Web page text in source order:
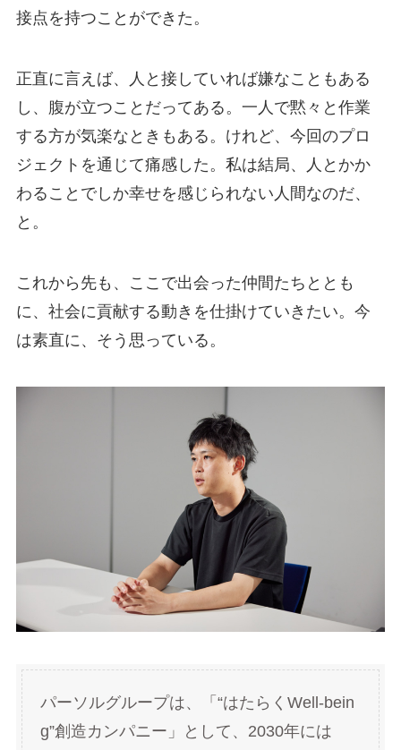
接点を持つことができた。
正直に言えば、人と接していれば嫌なこともある
し、腹が立つことだってある。一人で黙々と作業
する方が気楽なときもある。けれど、今回のプロ
ジェクトを通じて痛感した。私は結局、人とかか
わることでしか幸せを感じられない人間なのだ、
と。
これから先も、ここで出会った仲間たちととも
に、社会に貢献する動きを仕掛けていきたい。今
は素直に、そう思っている。
パーソルグループは、「“はたらくWell-bein
g”創造カンパニー」として、2030年には